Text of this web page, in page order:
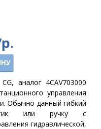
аналог 4CAV703000
управления
Обычно данный гибкий
или ручку с
гидравлической,